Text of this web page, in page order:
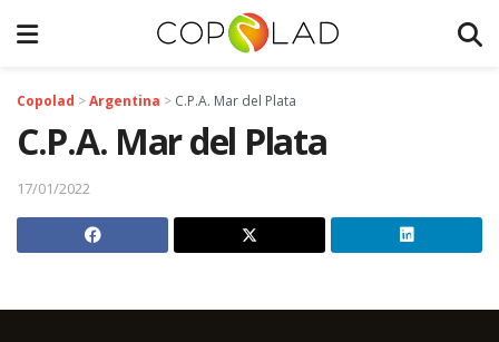
Copolad >Argentina > C.P.A. Mar del Plata
C.P.A. Mar del Plata
17/01/2022